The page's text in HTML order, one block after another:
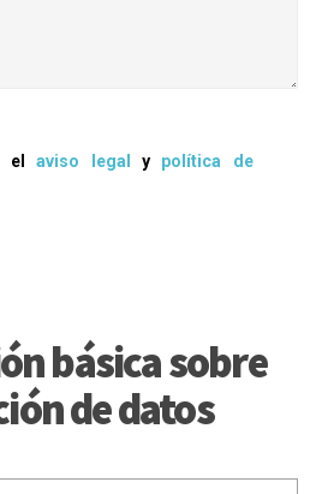
elaviso legal y política de
básica sobre
de datos